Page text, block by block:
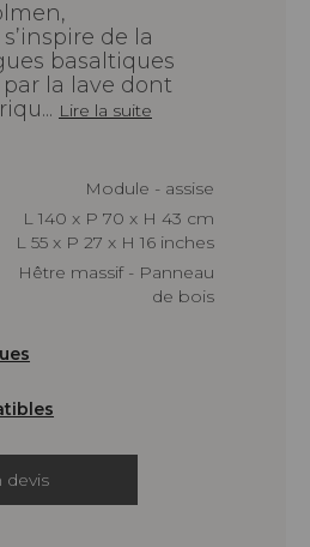
de la
basaltiques
la lave dont
Lire la suite
Module - assise
L 140 x P 70 x H 43 cm
L 55 x P 27 x H 16 inches
Hêtre massif - Panneau
de bois
devis